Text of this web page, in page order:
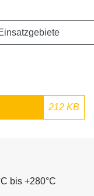
212 KB
bis +280°C